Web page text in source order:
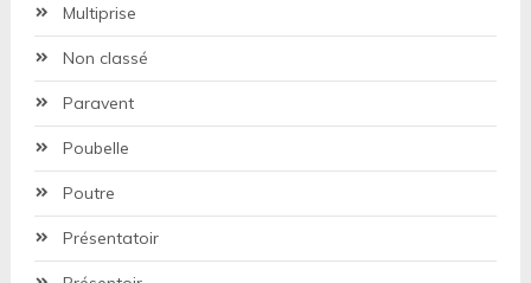
Multiprise
Non classé
Paravent
Poubelle
Poutre
Présentatoir